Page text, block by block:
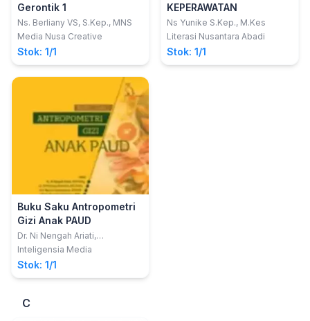
Gerontik 1
Ns. Berliany VS, S.Kep., MNS
Media Nusa Creative
Stok: 1/1
KEPERAWATAN
Ns Yunike S.Kep., M.Kes
Literasi Nusantara Abadi
Stok: 1/1
Buku Saku Antropometri
Gizi Anak PAUD
Dr. Ni Nengah Ariati,
SST.M.Erg.; dkk
Inteligensia Media
Stok: 1/1
C